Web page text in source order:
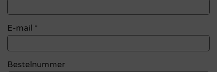
E-mail *
Bestelnummer